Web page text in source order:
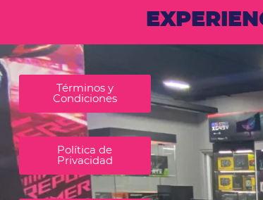
Términos y
Condiciones
Política de
Privacidad